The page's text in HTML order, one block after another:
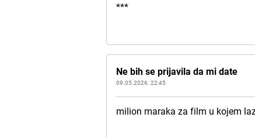
***
Ne bih se prijavila da mi date
09.05.2026. 22:45
milion maraka za film u kojem